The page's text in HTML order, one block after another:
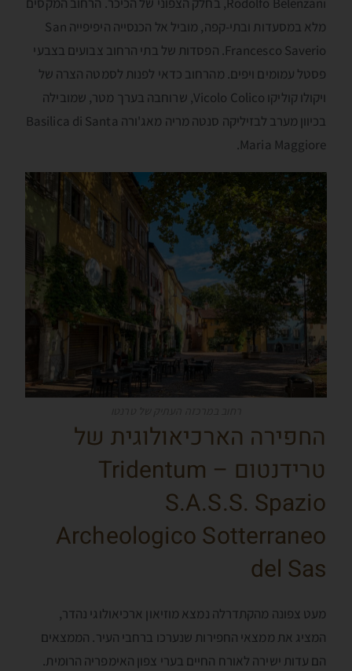
מלא במסעדות ובתי-קפה, מוביל אל הכנסייה היפיפייה San
Francesco Saverio. הפסדות של בתי הרחוב צבועים בצבעי
פסטל עמומים ויפים. מהרחוב כדאי לפנות לסמטה הצרה של
ויקולו קוליקו Vicolo Colico, שרוחבה בערך מטר, שמובילה
בכיוון מערב לבזיליקה סנטה מריה מאג'ורה Basilica di Santa
Maria Maggiore.
החפירה הארכיאולוגית של
טרידנטום Tridentum –
S.A.S.S. Spazio
Archeologico Sotterraneo
del Sas
מעט צפונה מהקתדרלה נמצא מוזיאון ארכיאולוגי נהדר,
המציג את ממצאי החפירות שנערכו ברחבי העיר. הממצאים
הם עדות ישירה לאורח החיים בערי צפון האימפריה הרומית.